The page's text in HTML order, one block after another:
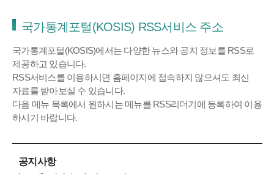
국가통계포털(KOSIS) RSS서비스 주소
국가통계포털(KOSIS)에서는 다양한 뉴스와 공지 정보를 RSS로
제공하고 있습니다.
RSS서비스를 이용하시면 홈페이지에 접속하지 않으셔도 최신
자료를 받아보실 수 있습니다.
다음 메뉴 목록에서 원하시는 메뉴를 RSS리더기에 등록하여 이용
하시기 바랍니다.
공지사항